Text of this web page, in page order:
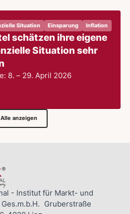
Situation Einsparung Inflation
schätzen ihre eigene
Situation sehr
8. – 29. April 2026
Alle anzeigen
- Institut für Markt- und
Gruberstraße